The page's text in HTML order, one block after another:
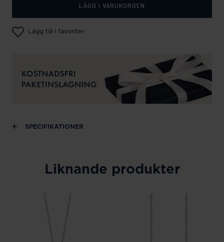
LÄGG I VARUKORGEN
Lägg till i favoriter
SPECIFIKATIONER
Liknande produkter